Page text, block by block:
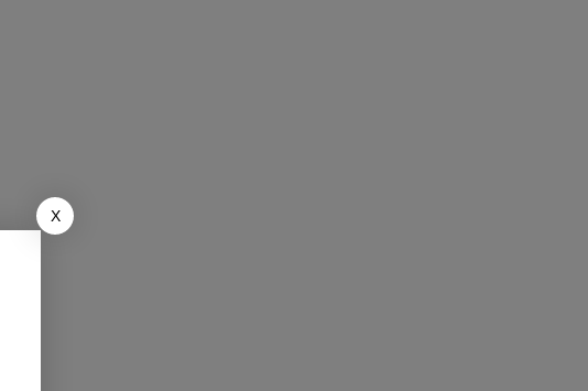
X